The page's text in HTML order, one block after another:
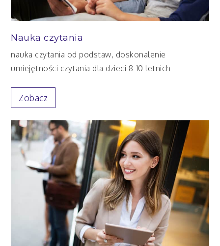
Nauka czytania
nauka czytania od podstaw, doskonalenie
umiejętności czytania dla dzieci 8-10 letnich
Zobacz